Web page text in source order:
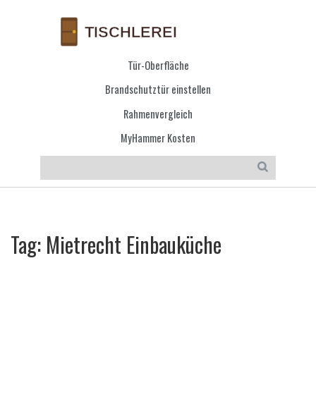
Tür-Oberfläche
Brandschutztür einstellen
Rahmenvergleich
MyHammer Kosten
Tag: Mietrecht Einbauküche